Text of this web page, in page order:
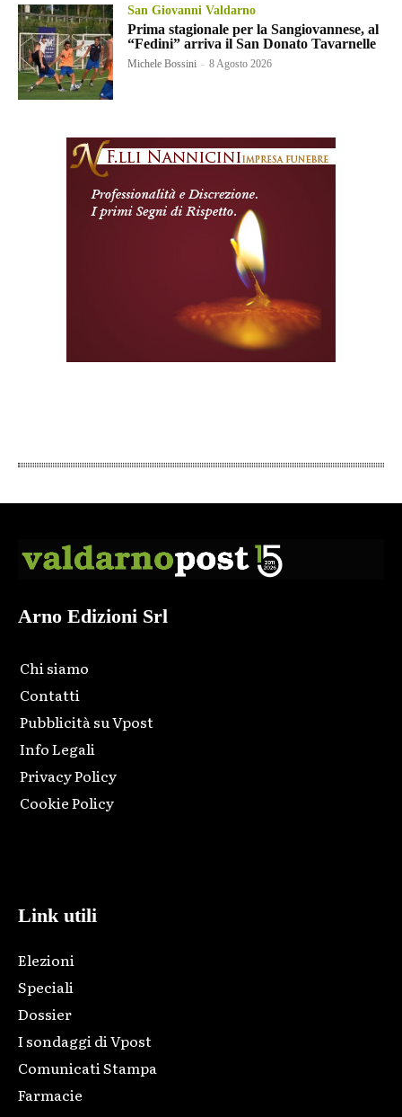
San Giovanni Valdarno
Prima stagionale per la Sangiovannese, al
“Fedini” arriva il San Donato Tavarnelle
Michele Bossini - 8 Agosto 2026
Arno Edizioni Srl
Chi siamo
Contatti
Pubblicità su Vpost
Info Legali
Privacy Policy
Cookie Policy
Link utili
Elezioni
Speciali
Dossier
I sondaggi di Vpost
Comunicati Stampa
Farmacie